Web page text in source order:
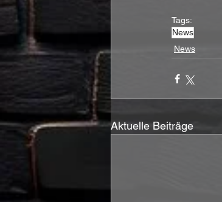
Tags:
News
News
Aktuelle Beiträge